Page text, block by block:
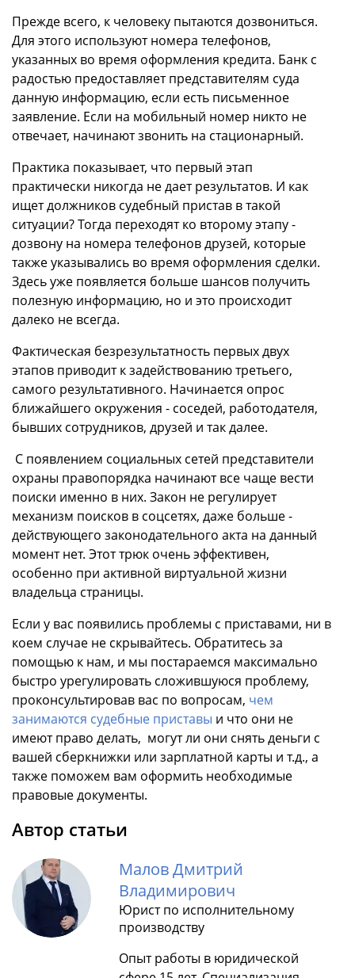
Прежде всего, к человеку пытаются дозвониться.
Для этого используют номера телефонов,
указанных во время оформления кредита. Банк с
радостью предоставляет представителям суда
данную информацию, если есть письменное
заявление. Если на мобильный номер никто не
отвечает, начинают звонить на стационарный.
Практика показывает, что первый этап
практически никогда не дает результатов. И как
ищет должников судебный пристав в такой
ситуации? Тогда переходят ко второму этапу -
дозвону на номера телефонов друзей, которые
также указывались во время оформления сделки.
Здесь уже появляется больше шансов получить
полезную информацию, но и это происходит
далеко не всегда.
Фактическая безрезультатность первых двух
этапов приводит к задействованию третьего,
самого результативного. Начинается опрос
ближайшего окружения - соседей, работодателя,
бывших сотрудников, друзей и так далее.
С появлением социальных сетей представители
охраны правопорядка начинают все чаще вести
поиски именно в них. Закон не регулирует
механизм поисков в соцсетях, даже больше -
действующего законодательного акта на данный
момент нет. Этот трюк очень эффективен,
особенно при активной виртуальной жизни
владельца страницы.
Если у вас появились проблемы с приставами, ни в
коем случае не скрывайтесь. Обратитесь за
помощью к нам, и мы постараемся максимально
быстро урегулировать сложившуюся проблему,
проконсультировав вас по вопросам, чем
занимаются судебные приставы и что они не
имеют право делать, могут ли они снять деньги с
вашей сберкнижки или зарплатной карты и т.д., а
также поможем вам оформить необходимые
правовые документы.
Автор статьи
Малов Дмитрий
Владимирович
Юрист по исполнительному
производству
Опыт работы в юридической